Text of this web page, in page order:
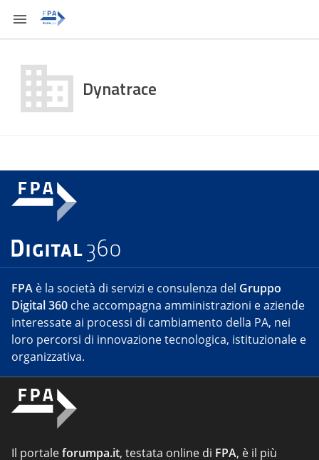
Dynatrace
FPA è la società di servizi e consulenza del Gruppo
Digital 360 che accompagna amministrazioni e aziende
interessate ai processi di cambiamento della PA, nei
loro percorsi di innovazione tecnologica, istituzionale e
organizzativa.
Il portaleforumpa.it, testata online di FPA, è il più